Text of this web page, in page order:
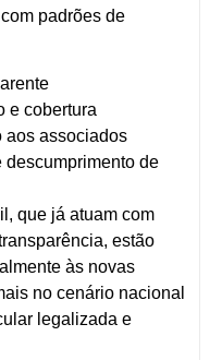
padrões de
e cobertura
aos associados
descumprimento de
, que já atuam com
estão
às novas
no cenário nacional
legalizada e